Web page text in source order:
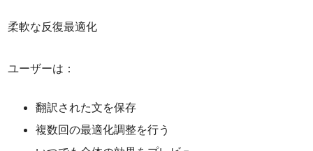
柔軟な反復最適化
ユーザーは：
翻訳された文を保存
複数回の最適化調整を行う